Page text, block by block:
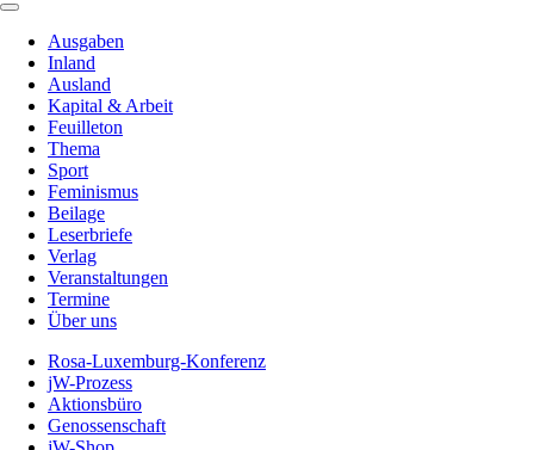
Ausgaben
Inland
Ausland
Kapital & Arbeit
Feuilleton
Thema
Sport
Feminismus
Beilage
Leserbriefe
Verlag
Veranstaltungen
Termine
Über uns
Rosa-Luxemburg-Konferenz
jW-Prozess
Aktionsbüro
Genossenschaft